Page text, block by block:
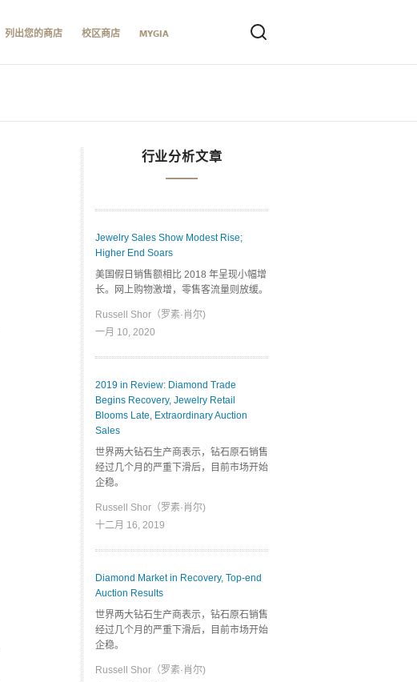
列出您的商店 校区商店 MYGIA
行业分析文章
Jewelry Sales Show Modest Rise;
Higher End Soars
美国假日销售额相比 2018 年呈现小幅增
长。网上购物激增，零售客流量则放缓。
Russell Shor（罗素·肖尔)
一月 10, 2020
2019 in Review: Diamond Trade
Begins Recovery, Jewelry Retail
Blooms Late, Extraordinary Auction
Sales
世界两大钻石生产商表示，钻石原石销售
经过几个月的严重下滑后，目前市场开始
企稳。
Russell Shor（罗素·肖尔)
十二月 16, 2019
Diamond Market in Recovery, Top-end
Auction Results
世界两大钻石生产商表示，钻石原石销售
经过几个月的严重下滑后，目前市场开始
企稳。
Russell Shor（罗素·肖尔)